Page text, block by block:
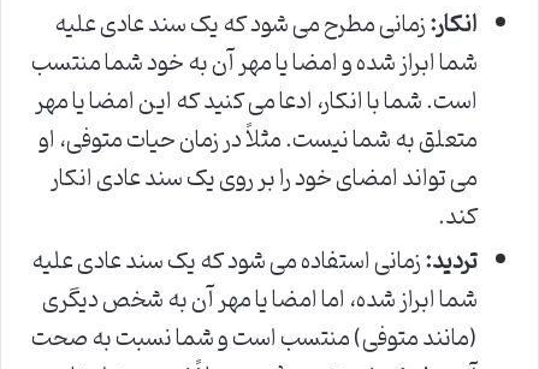
انکار:زمانی مطرح می شود که یک سند عادی علیه
شما ابراز شده و امضا یا مهر آن به خود شما منتسب
است. شما با انکار، ادعا می کنید که این امضا یا مهر
متعلق به شما نیست. مثلاً در زمان حیات متوفی، او
می تواند امضای خود را بر روی یک سند عادی انکار
کند.
تردید:زمانی استفاده می شود که یک سند عادی علیه
شما ابراز شده، اما امضا یا مهر آن به شخص دیگری
(مانند متوفی) منتسب است و شما نسبت به صحت